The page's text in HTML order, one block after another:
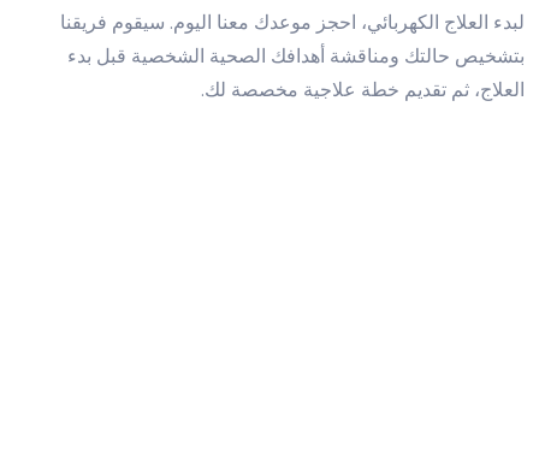
لبدء العلاج الكهربائي، احجز موعدك معنا اليوم. سيقوم فريقنا
بتشخيص حالتك ومناقشة أهدافك الصحية الشخصية قبل بدء
العلاج، ثم تقديم خطة علاجية مخصصة لك.